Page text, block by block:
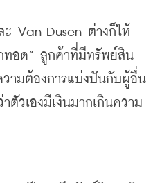
ะ Van Dusen ต่างก็ให้
ทอด” ลูกค้าที่มีทรัพย์สิน
ามต้องการแบ่งปันกับผู้อื่น
ตัวเองมีเงินมากเกินความ